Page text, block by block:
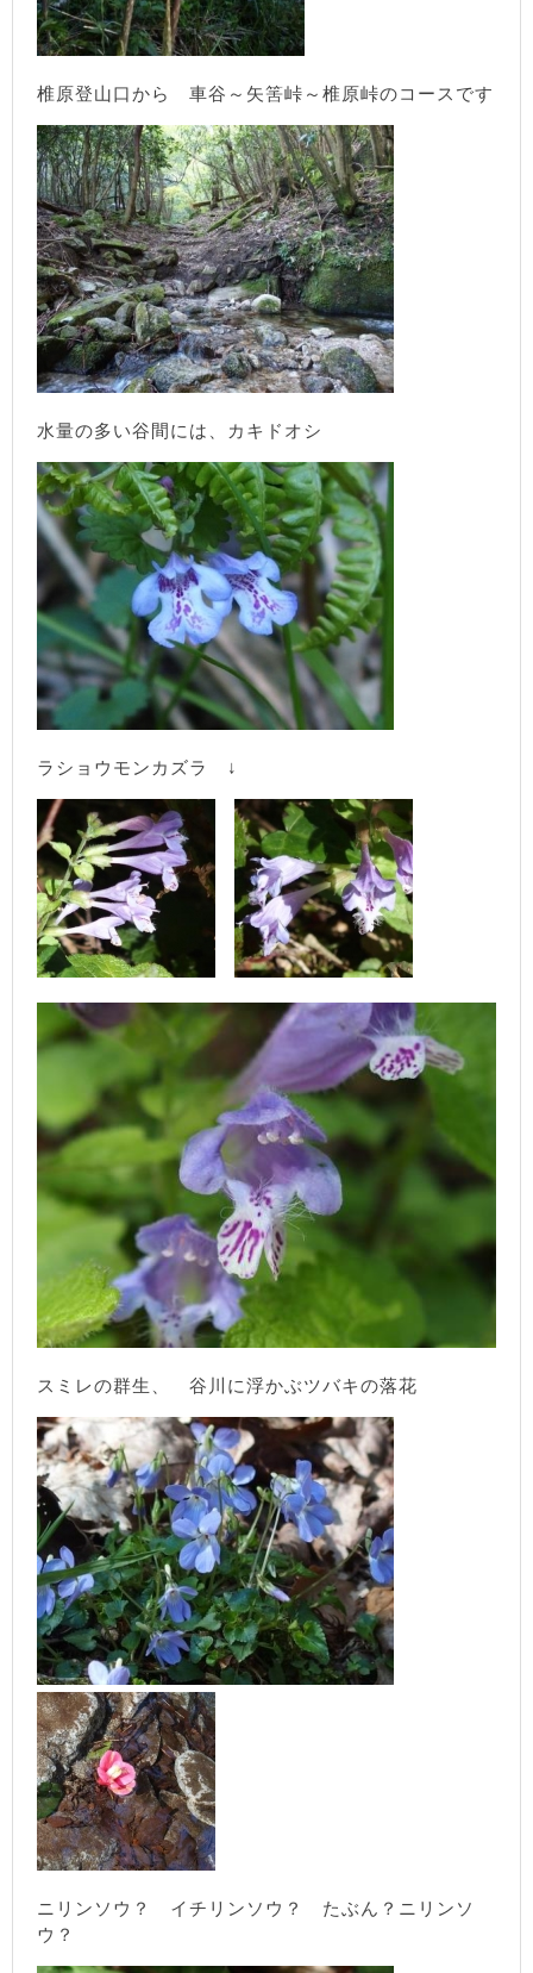
椎原登山口から 車谷～矢筈峠～椎原峠のコースです
水量の多い谷間には、カキドオシ
ラショウモンカズラ ↓
スミレの群生、 谷川に浮かぶツバキの落花
ニリンソウ？ イチリンソウ？ たぶん？ニリンソ
ウ？